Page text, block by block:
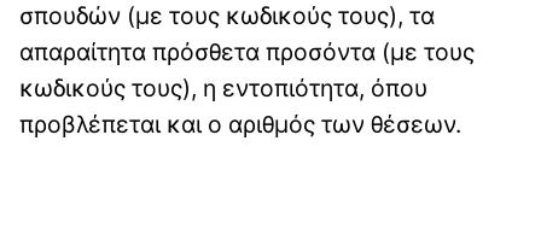
σπουδών (με τους κωδικούς τους), τα
απαραίτητα πρόσθετα προσόντα (με τους
κωδικούς τους), η εντοπιότητα, όπου
προβλέπεται και ο αριθμός των θέσεων.